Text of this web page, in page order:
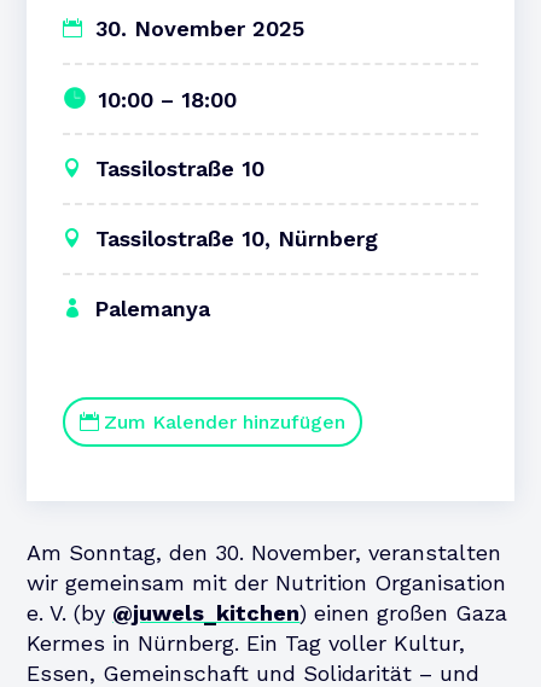
30. November 2025
10:00 – 18:00
Tassilostraße 10
Tassilostraße 10, Nürnberg
Palemanya
Zum Kalender hinzufügen
Am Sonntag, den 30. November, veranstalten
wir gemeinsam mit der Nutrition Organisation
e. V. (by @juwels_kitchen) einen großen Gaza
Kermes in Nürnberg. Ein Tag voller Kultur,
Essen, Gemeinschaft und Solidarität – und